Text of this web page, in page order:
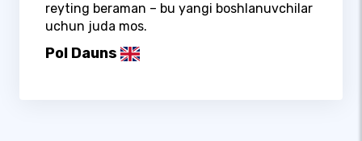
reyting beraman – bu yangi boshlanuvchilar
uchun juda mos.
Pol Dauns